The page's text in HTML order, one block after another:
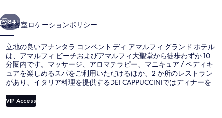
ベ
ン
ト
デ
ィ
ア
次へ
84+
概要客室ロケーションポリシー
立地の良いアナンタラ コンベント ディ アマルフィ グランド ホテル
は、アマルフィ ビーチおよびアマルフィ大聖堂から徒歩わずか 10
分圏内です。マッサージ、アロマテラピー、マニキュア / ペディキ
ュアを楽しめるスパをご利用いただけるほか、2 か所のレストラン
があり、イタリア料理を提供するDEI CAPPUCCINIではディナーを
屋外プール、プールサイドバー、およびフィットネスセンターがあ
ります。旅行者は親切なスタッフを評価しています。
VIP Access